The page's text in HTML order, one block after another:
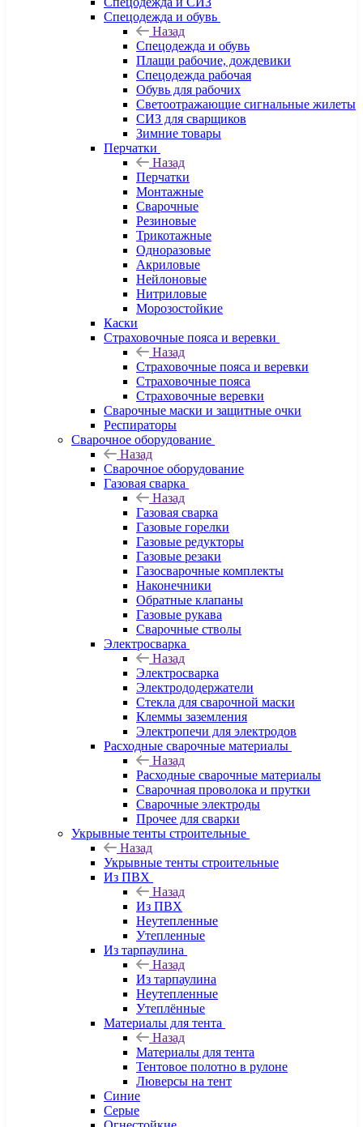
Спецодежда и обувь
Назад
Спецодежда и обувь
Плащи рабочие, дождевики
Спецодежда рабочая
Обувь для рабочих
Светоотражающие сигнальные жилеты
СИЗ для сварщиков
Зимние товары
Перчатки
Назад
Перчатки
Монтажные
Сварочные
Резиновые
Трикотажные
Одноразовые
Акриловые
Нейлоновые
Нитриловые
Морозостойкие
Каски
Страховочные пояса и веревки
Назад
Страховочные пояса и веревки
Страховочные пояса
Страховочные веревки
Сварочные маски и защитные очки
Респираторы
Сварочное оборудование
Назад
Сварочное оборудование
Газовая сварка
Назад
Газовая сварка
Газовые горелки
Газовые редукторы
Газовые резаки
Газосварочные комплекты
Наконечники
Обратные клапаны
Газовые рукава
Сварочные стволы
Электросварка
Назад
Электросварка
Электрододержатели
Стекла для сварочной маски
Клеммы заземления
Электропечи для электродов
Расходные сварочные материалы
Назад
Расходные сварочные материалы
Сварочная проволока и прутки
Сварочные электроды
Прочее для сварки
Укрывные тенты строительные
Назад
Укрывные тенты строительные
Из ПВХ
Назад
Из ПВХ
Неутепленные
Утепленные
Из тарпаулина
Назад
Из тарпаулина
Неутепленные
Утеплённые
Материалы для тента
Назад
Материалы для тента
Тентовое полотно в рулоне
Люверсы на тент
Синие
Серые